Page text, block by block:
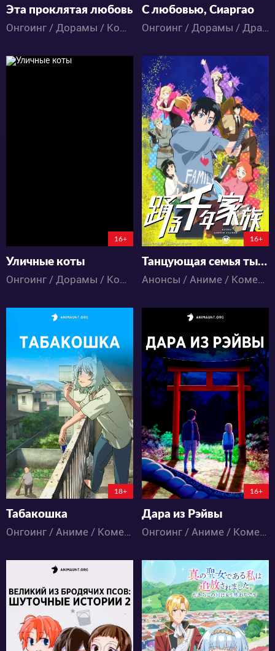
Эта проклятая любовь
Онгоинг / Дорамы / Комедия / Романтика
С любовью, Сиаргао
Онгоинг / Дорамы / Драма / Комедия / Романтика
16+
Уличные коты
Онгоинг / Дорамы / Комедия / Повседневность
110
0 0
149:15:17:31
16+
Танцующая семья тысячелетия
Анонсы / Аниме / Комедия / Экшен
37319
54 68
6:8:8:31
18+
Табакошка
Онгоинг / Аниме / Комедия
15725
25 8
6:7:39:31
16+
Дара из Рэйвы
Онгоинг / Аниме / Комедия
10057 183